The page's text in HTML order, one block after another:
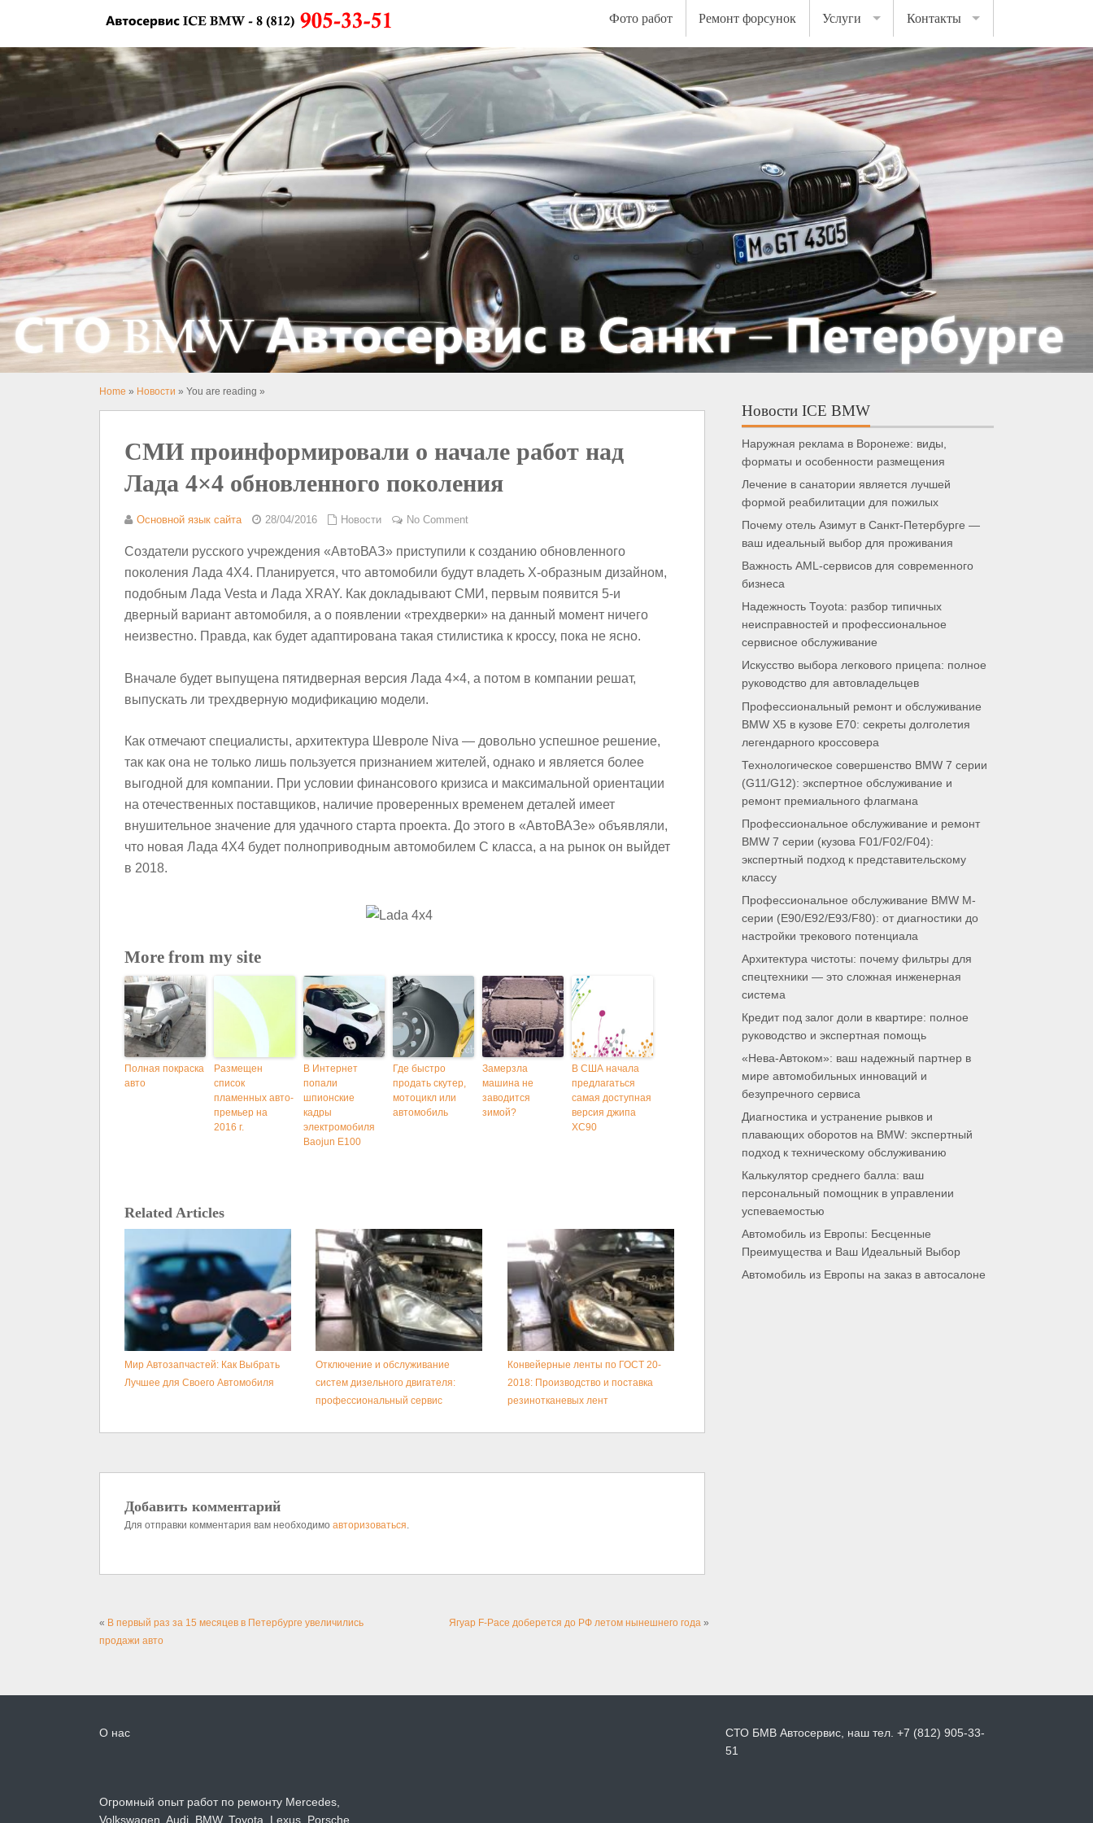
Фото работ Ремонт форсунок Услуги Контакты
Home » Новости » You are reading »
СМИ проинформировали о начале работ над
Лада 4×4 обновленного поколения
Основной язык сайта 28/04/2016 Новости No Comment
Создатели русского учреждения «АвтоВАЗ» приступили к созданию обновленного
поколения Лада 4X4. Планируется, что автомобили будут владеть Х-образным дизайном,
подобным Лада Vesta и Лада XRAY. Как докладывают СМИ, первым появится 5-и
дверный вариант автомобиля, а о появлении «трехдверки» на данный момент ничего
неизвестно. Правда, как будет адаптирована такая стилистика к кроссу, пока не ясно.
Вначале будет выпущена пятидверная версия Лада 4×4, а потом в компании решат,
выпускать ли трехдверную модификацию модели.
Как отмечают специалисты, архитектура Шевроле Niva — довольно успешное решение,
так как она не только лишь пользуется признанием жителей, однако и является более
выгодной для компании. При условии финансового кризиса и максимальной ориентации
на отечественных поставщиков, наличие проверенных временем деталей имеет
внушительное значение для удачного старта проекта. До этого в «АвтоВАЗе» объявляли,
что новая Лада 4X4 будет полноприводным автомобилем C класса, а на рынок он выйдет
в 2018.
More from my site
Полная покраска
авто
Размещен
список
пламенных авто-
премьер на
2016 г.
В Интернет
попали
шпионские
кадры
электромобиля
Baojun E100
Где быстро
продать скутер,
мотоцикл или
автомобиль
Замерзла
машина не
заводится
зимой?
В США начала
предлагаться
самая доступная
версия джипа
XC90
Related Articles
Мир Автозапчастей: Как Выбрать
Лучшее для Своего Автомобиля
Отключение и обслуживание
систем дизельного двигателя:
профессиональный сервис
Конвейерные ленты по ГОСТ 20-
2018: Производство и поставка
резинотканевых лент
Добавить комментарий
Для отправки комментария вам необходимо авторизоваться
« В первый раз за 15 месяцев в Петербурге увеличились
продажи авто
Ягуар F-Pace доберется до РФ летом нынешнего года »
Новости ICE BMW
Наружная реклама в Воронеже: виды,
форматы и особенности размещения
Лечение в санатории является лучшей
формой реабилитации для пожилых
Почему отель Азимут в Санкт-Петербурге —
ваш идеальный выбор для проживания
Важность AML-сервисов для современного
бизнеса
Надежность Toyota: разбор типичных
неисправностей и профессиональное
сервисное обслуживание
Искусство выбора легкового прицепа: полное
руководство для автовладельцев
Профессиональный ремонт и обслуживание
BMW X5 в кузове E70: секреты долголетия
легендарного кроссовера
Технологическое совершенство BMW 7 серии
(G11/G12): экспертное обслуживание и
ремонт премиального флагмана
Профессиональное обслуживание и ремонт
BMW 7 серии (кузова F01/F02/F04):
экспертный подход к представительскому
классу
Профессиональное обслуживание BMW M-
серии (E90/E92/E93/F80): от диагностики до
настройки трекового потенциала
Архитектура чистоты: почему фильтры для
спецтехники — это сложная инженерная
система
Кредит под залог доли в квартире: полное
руководство и экспертная помощь
«Нева-Автоком»: ваш надежный партнер в
мире автомобильных инноваций и
безупречного сервиса
Диагностика и устранение рывков и
плавающих оборотов на BMW: экспертный
подход к техническому обслуживанию
Калькулятор среднего балла: ваш
персональный помощник в управлении
успеваемостью
Автомобиль из Европы: Бесценные
Преимущества и Ваш Идеальный Выбор
Автомобиль из Европы на заказ в автосалоне
О нас
Огромный опыт работ по ремонту Mercedes,
Volkswagen, Audi, BMW, Toyota, Lexus, Porsche.
СТО БМВ Автосервис, наш тел. +7 (812) 905-33-
51